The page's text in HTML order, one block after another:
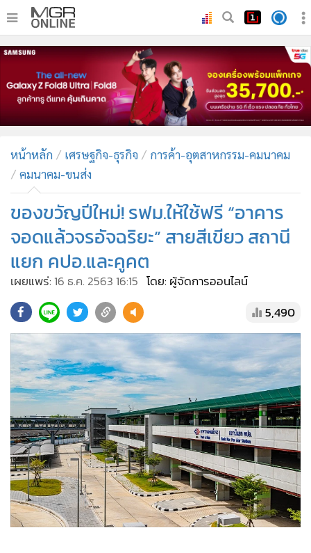
• หน้าหลัก
ทันเหตุการณ์
ภาคใต้
• ภูมิภาค
• บันเทิง
• ผู้จัดการรายวัน
คอลัมนิสต์
• CbizReview
• Cyber BIZ
• ผู้จัดกวน
• Good health & Well-being
• Green Innovation & SD
• Management & HR
• MGR Live
• Infographic
• การเมือง
• ท่องเที่ยว
• กีฬา
• ต่างประเทศ
• Special Scoop
• เศรษฐกิจ-ธุรกิจ
หน้าหลัก เศรษฐกิจ-ธุรกิจ
การค้า-อุตสาหกรรม-คมนาคม
คมนาคม-ขนส่ง
ของขวัญปีใหม่! รฟม.ให้ใช้ฟรี “อาคาร
จอดแล้วจรอัจฉริยะ” สายสีเขียว สถานี
แยก คปอ.และคูคต
เผยแพร่: 16 ธ.ค. 2563 16:15 โดย: ผู้จัดการออนไลน์
5,490